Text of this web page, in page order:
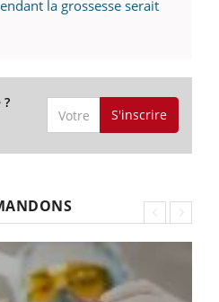
la grossesse serait
S'inscrire